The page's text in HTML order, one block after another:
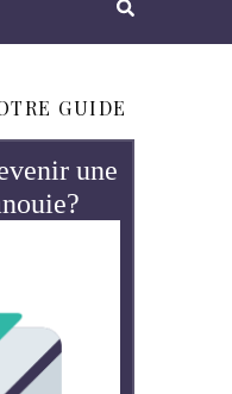
GUIDE